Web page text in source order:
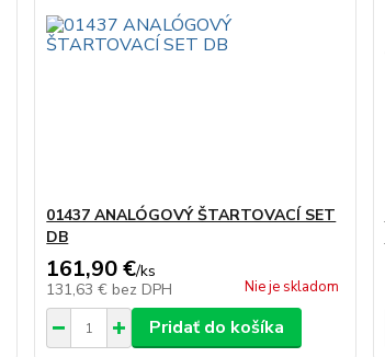
01437 ANALÓGOVÝ ŠTARTOVACÍ SET
DB
161,90 €/ks
131,63 € bez DPH Nie je skladom
Pridať do košíka